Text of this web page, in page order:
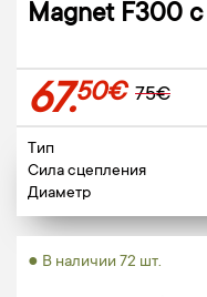
Magnet F300
67.50€ 75€
Тип
Сила сцепления
Диаметр
● В наличии 72 шт.